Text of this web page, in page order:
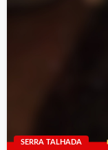
SERRA TALHADA